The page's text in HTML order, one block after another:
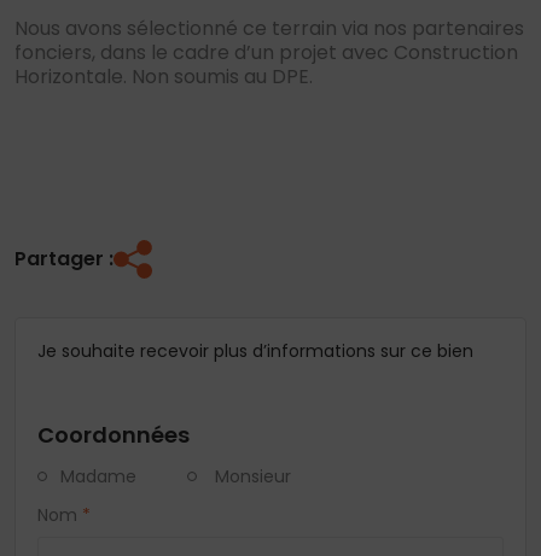
Nous avons sélectionné ce terrain via nos partenaires
fonciers, dans le cadre d’un projet avec Construction
Horizontale. Non soumis au DPE.
Partager :
Je souhaite recevoir plus d’informations sur ce bien
Coordonnées
Madame
Monsieur
Nom *